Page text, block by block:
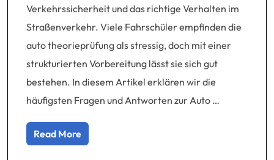
Verkehrssicherheit und das richtige Verhalten im
Straßenverkehr. Viele Fahrschüler empfinden die
auto theorieprüfung als stressig, doch mit einer
strukturierten Vorbereitung lässt sie sich gut
bestehen. In diesem Artikel erklären wir die
häufigsten Fragen und Antworten zur Auto …
Read More